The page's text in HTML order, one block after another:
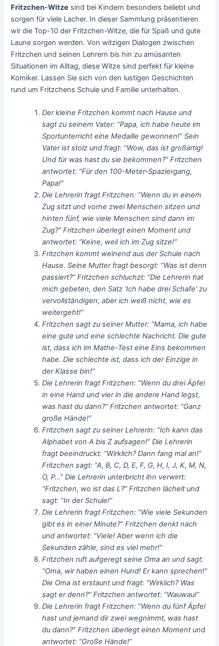
Fritzchen-Witze sind bei Kindern besonders beliebt und
sorgen für viele Lacher. In dieser Sammlung präsentieren
wir die Top-10 der Fritzchen-Witze, die für Spaß und gute
Laune sorgen werden. Von witzigen Dialogen zwischen
Fritzchen und seinen Lehrern bis hin zu amüsanten
Situationen im Alltag, diese Witze sind perfekt für kleine
Komiker. Lassen Sie sich von den lustigen Geschichten
rund um Fritzchens Schule und Familie unterhalten.
Der kleine Fritzchen kommt nach Hause und
sagt zu seinem Vater: “Papa, ich habe heute im
Sportunterricht eine Medaille gewonnen!” Sein
Vater ist stolz und fragt: “Wow, das ist großartig!
Und für was hast du sie bekommen?” Fritzchen
antwortet: “Für den 100-Meter-Spaziergang,
Papa!”
Die Lehrerin fragt Fritzchen: “Wenn du in einem
Zug sitzt und vorne zwei Menschen sitzen und
hinten fünf, wie viele Menschen sind dann im
Zug?” Fritzchen überlegt einen Moment und
antwortet: “Keine, weil ich im Zug sitze!”
Fritzchen kommt weinend aus der Schule nach
Hause. Seine Mutter fragt besorgt: “Was ist denn
passiert?” Fritzchen schluchzt: “Die Lehrerin hat
mich gebeten, den Satz ‘Ich habe drei Schafe’ zu
vervollständigen, aber ich weiß nicht, wie es
weitergeht!”
Fritzchen sagt zu seiner Mutter: “Mama, ich habe
eine gute und eine schlechte Nachricht. Die gute
ist, dass ich im Mathe-Test eine Eins bekommen
habe. Die schlechte ist, dass ich der Einzige in
der Klasse bin!”
Die Lehrerin fragt Fritzchen: “Wenn du drei Äpfel
in eine Hand und vier in die andere Hand legst,
was hast du dann?” Fritzchen antwortet: “Ganz
große Hände!”
Fritzchen sagt zu seiner Lehrerin: “Ich kann das
Alphabet von A bis Z aufsagen!” Die Lehrerin
fragt beeindruckt: “Wirklich? Dann fang mal an!”
Fritzchen sagt: “A, B, C, D, E, F, G, H, I, J, K, M, N,
O, P…” Die Lehrerin unterbricht ihn verwirrt:
“Fritzchen, wo ist das L?” Fritzchen lächelt und
sagt: “In der Schule!”
Die Lehrerin fragt Fritzchen: “Wie viele Sekunden
gibt es in einer Minute?” Fritzchen denkt nach
und antwortet: “Viele! Aber wenn ich die
Sekunden zähle, sind es viel mehr!”
Fritzchen ruft aufgeregt seine Oma an und sagt:
“Oma, wir haben einen Hund! Er kann sprechen!”
Die Oma ist erstaunt und fragt: “Wirklich? Was
sagt er denn?” Fritzchen antwortet: “Wauwau!”
Die Lehrerin fragt Fritzchen: “Wenn du fünf Äpfel
hast und jemand dir zwei wegnimmt, was hast
du dann?” Fritzchen überlegt einen Moment und
antwortet: “Große Hände!”